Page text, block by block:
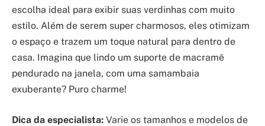
escolha ideal para exibir suas verdinhas com muito
estilo. Além de serem super charmosos, eles otimizam
o espaço e trazem um toque natural para dentro de
casa. Imagina que lindo um suporte de macramê
pendurado na janela, com uma samambaia
exuberante? Puro charme!
Dica da especialista: Varie os tamanhos e modelos de